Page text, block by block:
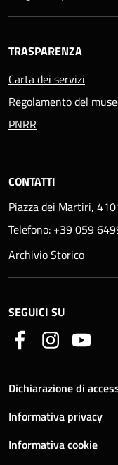
TRASPARENZA
Carta dei servizi
Regolamento del
PNRR
CONTATTI
Piazza dei Martiri,
Telefono: +39 059
Archivio Storico
SEGUICI SU
Dichiarazione di
Informativa privacy
Informativa cookie